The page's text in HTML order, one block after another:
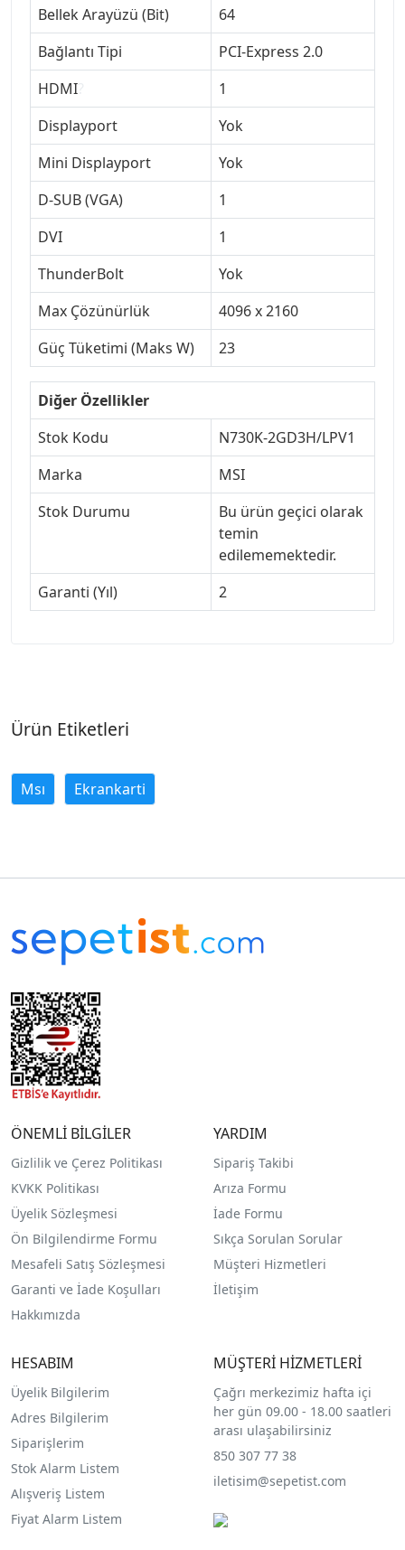
Bellek Arayüzü (Bit)
64
Bağlantı Tipi
PCI-Express 2.0
HDMI
1
Displayport
Yok
Mini Displayport
Yok
D-SUB (VGA)
1
DVI
1
ThunderBolt
Yok
Max Çözünürlük
4096 x 2160
Güç Tüketimi (Maks W)
23
Diğer Özellikler
Stok Kodu
N730K-2GD3H/LPV1
Marka
MSI
Stok Durumu
Bu ürün geçici olarak
temin
edilememektedir.
Garanti (Yıl)
2
Ürün Etiketleri
Msı Ekrankarti
ÖNEMLİ BİLGİLER
Gizlilik ve Çerez Politikası
KVKK Politikası
Üyelik Sözleşmesi
Ön Bilgilendirme Formu
Mesafeli Satış Sözleşmesi
Garanti ve İade Koşulları
Hakkımızda
YARDIM
Sipariş Takibi
Arıza Formu
İade Formu
Sıkça Sorulan Sorular
Müşteri Hizmetleri
İletişim
HESABIM
Üyelik Bilgilerim
Adres Bilgilerim
Siparişlerim
Stok Alarm Listem
Alışveriş Listem
Fiyat Alarm Listem
MÜŞTERİ HİZMETLERİ
Çağrı merkezimiz hafta içi
her gün 09.00 - 18.00 saatleri
arası ulaşabilirsiniz
850 307 77 38
iletisim@sepetist.com